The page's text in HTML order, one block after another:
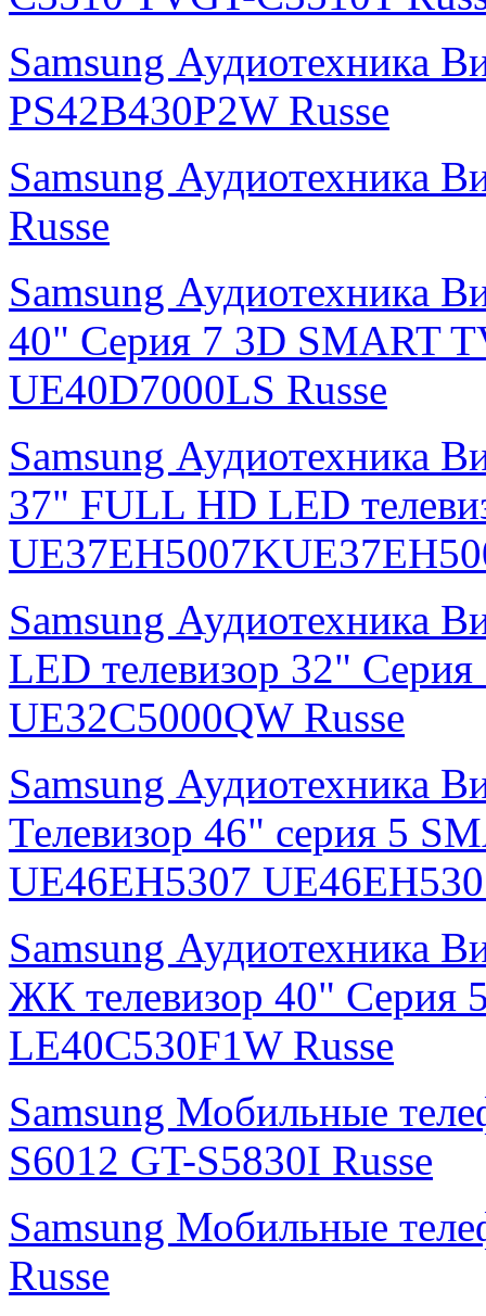
Samsung Аудиотехника
PS42B430P2W Russe
Samsung Аудиотехника
Russe
Samsung Аудиотехника
40" Серия 7 3D SMART
UE40D7000LS Russe
Samsung Аудиотехника
37" FULL HD LED
Samsung Аудиотехника
LED телевизор 32"
UE32C5000QW Russe
Samsung Аудиотехника
Телевизор 46" серия 5
UE46EH5307
Samsung Аудиотехника
ЖК телевизор 40" Серия
LE40C530F1W Russe
Samsung Мобильные
S6012 GT-S5830I Russe
Samsung Мобильные
Russe